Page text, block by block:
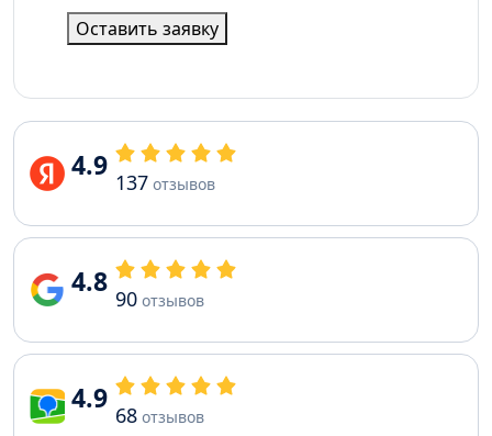
Оставить заявку
4.9 137 отзывов
4.8 90 отзывов
4.9 68 отзывов